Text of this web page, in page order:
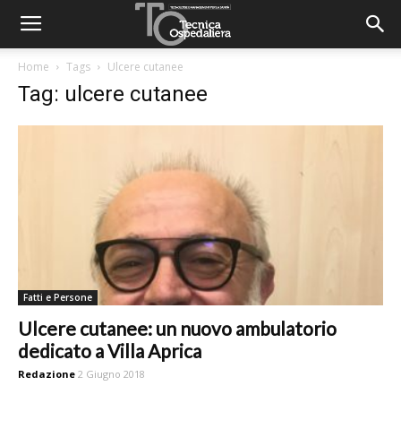
Home Tags Ulcere cutanee
Tag: ulcere cutanee
Fatti e Persone
Ulcere cutanee: un nuovo ambulatorio
dedicato a Villa Aprica
Redazione 2 Giugno 2018